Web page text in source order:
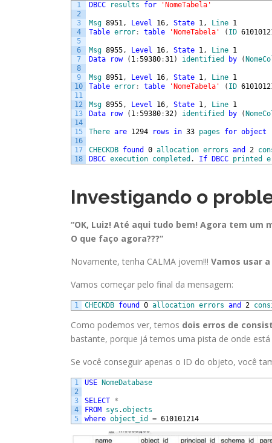
1
2
3
4
5
6
7
8
9
10
11
12
13
14
15
16
17
18
DBCC results for 'NomeTabela'
Msg 8951, Level 16, State 1, Line 1
Table error : table 'NomeTabela' ( ID
Msg 8955, Level 16, State 1, Line 1
Data
row ( 1 :59380 :31) identified by (
Msg 8951, Level 16, State 1, Line 1
Table error : table 'NomeTabela' ( ID
Msg 8955, Level 16, State 1, Line 1
Data
row ( 1 :59380 :32) identified by (
There are 1294 rows in 33 pages for object
CHECKDB found 0 allocation errors and 2
DBCC execution completed . If DBCC printed
Investigando o
“OK, Luiz! Até aqui tudo bem! Agora tem um
O que faço agora???”
Novamente, tenha CALMA jovem!!! Vamos usar
Vamos começar pelo final da mensagem:
1 CHECKDB found 0 allocation errors and 2
Como podemos ver, temos dois erros de
bastante, porque já temos uma pista de onde
Se você conseguir apenas o ID do objeto, você
1
2
3
4
5
USE NomeDatabase
SELECT *
FROM
sys .objects
where object_id = 610101214